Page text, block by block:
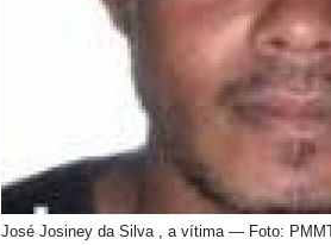
José Josiney da Silva , a vítima — Foto: